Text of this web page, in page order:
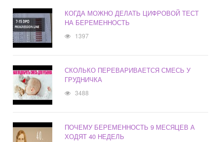
КОГДА МОЖНО ДЕЛАТЬ ЦИФРОВОЙ ТЕСТ
НА БЕРЕМЕННОСТЬ
1397
СКОЛЬКО ПЕРЕВАРИВАЕТСЯ СМЕСЬ У
ГРУДНИЧКА
3488
ПОЧЕМУ БЕРЕМЕННОСТЬ 9 МЕСЯЦЕВ А
ХОДЯТ 40 НЕДЕЛЬ